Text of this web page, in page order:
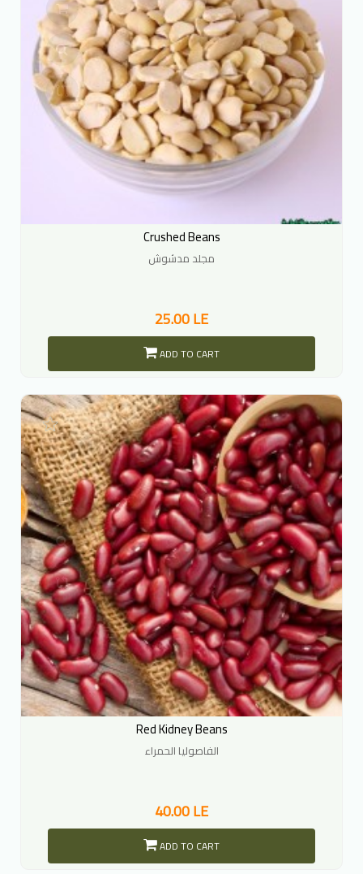
Crushed Beans
مجلد مدشوش
25.00 LE
ADD TO CART
Red Kidney Beans
الفاصوليا الحمراء
40.00 LE
ADD TO CART